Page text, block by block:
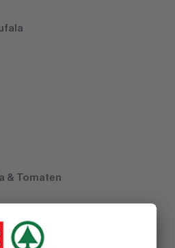
& Tomaten